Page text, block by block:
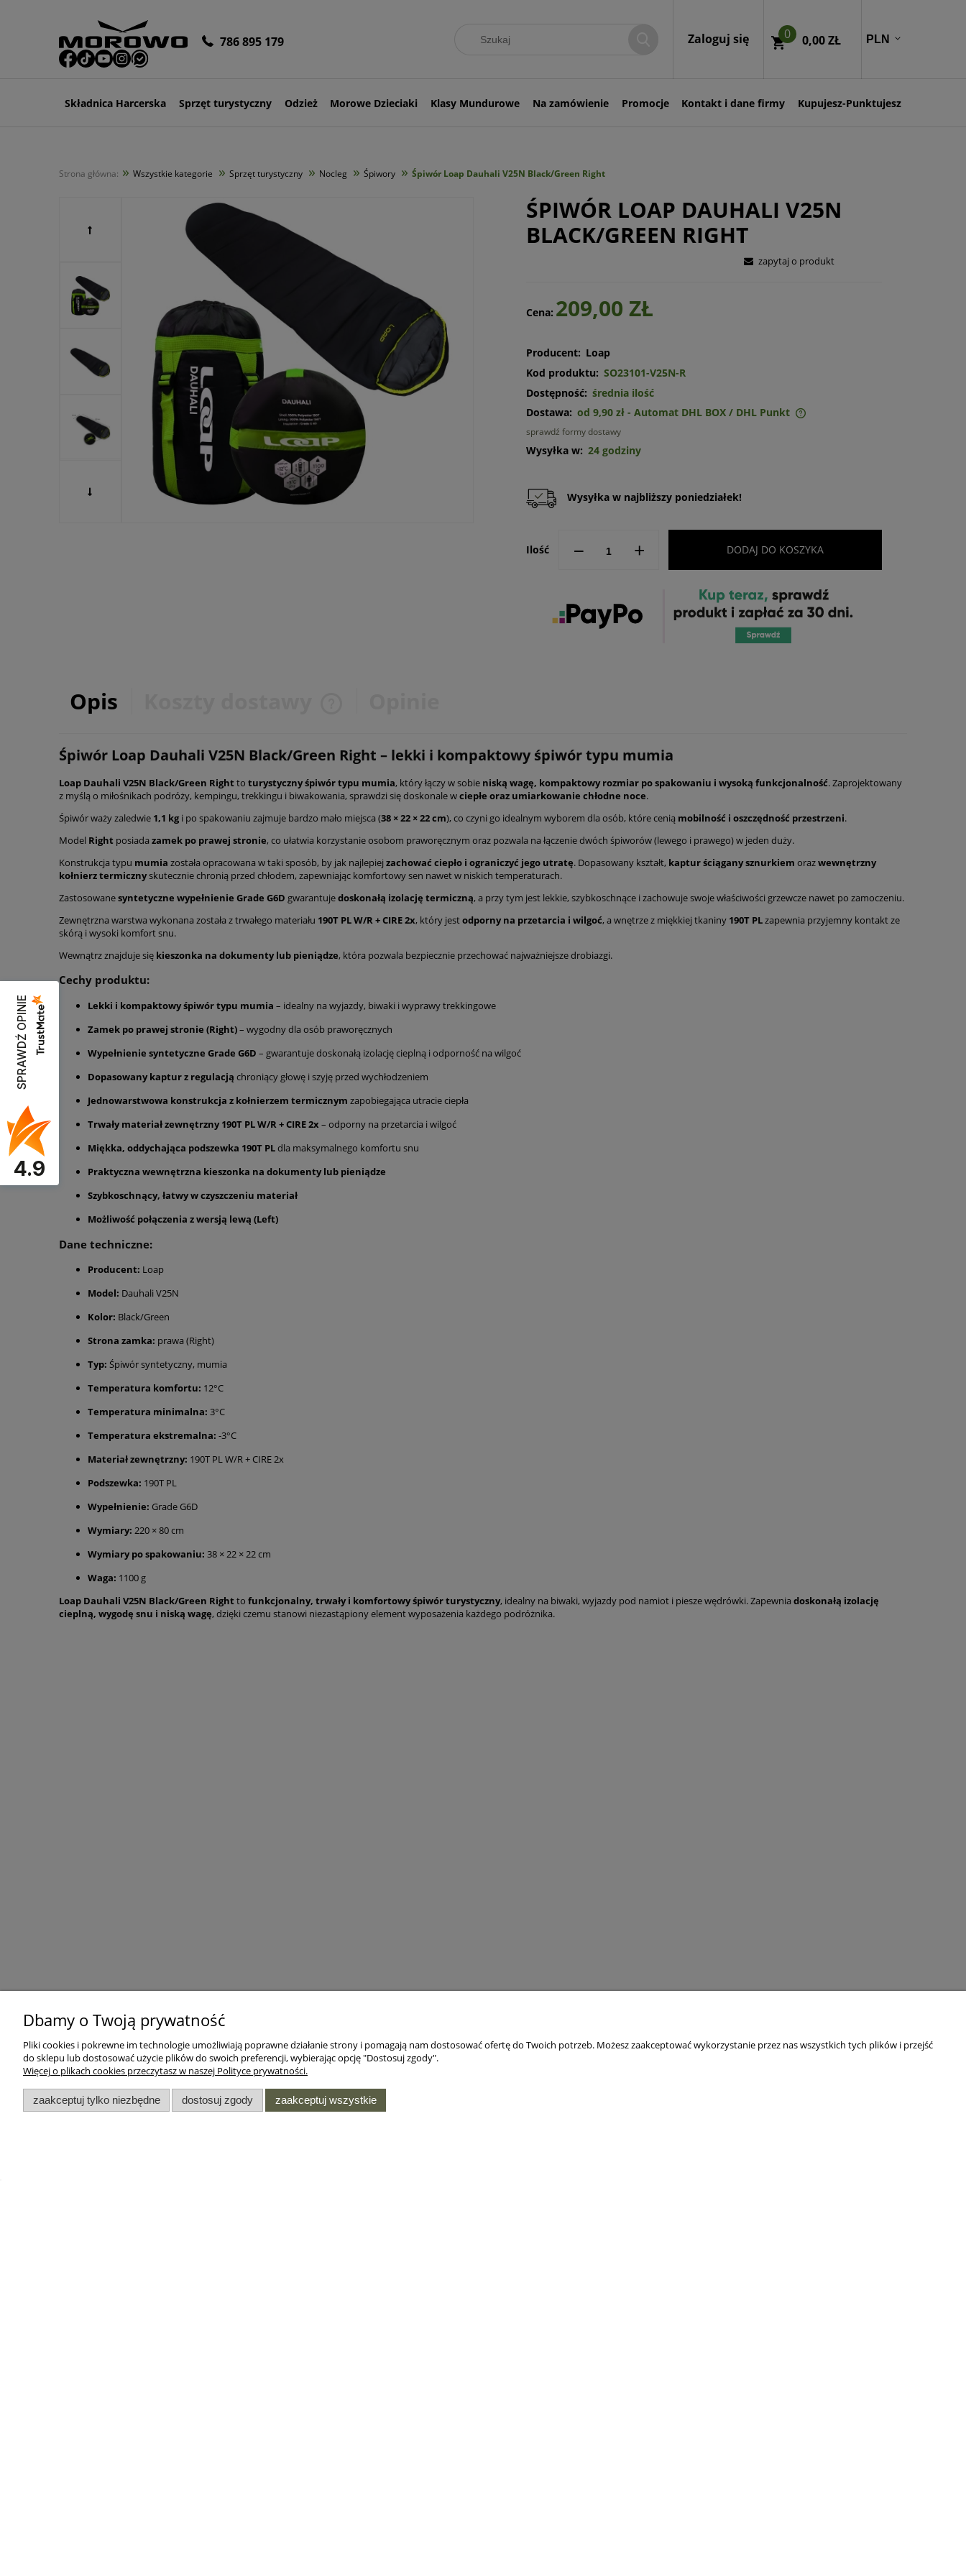
786 895 179 Zaloguj się 0 0,00 ZŁ
Składnica Harcerska Sprzęt turystyczny Odzież Morowe Dzieciaki Klasy Mundurowe Na zamówienie Promocje Kontakt i dane firmy Kupujesz-Punktujesz
Strona główna: » Wszystkie kategorie » Sprzęt turystyczny » Nocleg » Śpiwory » Śpiwór Loap Dauhali V25N Black/Green Right
ŚPIWÓR LOAP DAUHALI V25N
BLACK/GREEN RIGHT
zapytaj o produkt
Cena: 209,00 ZŁ
Producent: Loap
Kod produktu: SO23101-V25N-R
Dostępność: średnia ilość
Dostawa: od 9,90 zł - Automat DHL BOX / DHL Punkt
Cena nie zawiera ewentualnych
kosztów płatności
sprawdź formy dostawy
Wysyłka w: 24 godziny
Wysyłka w najbliższy poniedziałek!
Ilość -- + DODAJ DO KOSZYKA
Opis
kosztów płatności
Śpiwór Loap Dauhali V25N Black/Green Right – lekki i kompaktowy śpiwór typu mumia
Loap Dauhali V25N Black/Green Right to turystyczny śpiwór typu mumia, który łączy w sobie niską wagę, kompaktowy rozmiar po spakowaniu i wysoką funkcjonalność. Zaprojektowany
z myślą o miłośnikach podróży, kempingu, trekkingu i biwakowania, sprawdzi się doskonale wciepłe oraz umiarkowanie chłodne noce.
Śpiwór waży zaledwie 1,1 kgi po spakowaniu zajmuje bardzo mało miejsca (38 × 22 × 22 cm), co czyni go idealnym wyborem dla osób, które cenią mobilność i oszczędność przestrzeni.
Model Right posiada zamek po prawej stronie, co ułatwia korzystanie osobom praworęcznym oraz pozwala na łączenie dwóch śpiworów (lewego i prawego) w jeden duży.
Konstrukcja typu mumia została opracowana w taki sposób, by jak najlepiej zachować ciepło i ograniczyć jego utratę. Dopasowany kształt, kaptur ściągany sznurkiem orazwewnętrzny
kołnierz termicznyskutecznie chronią przed chłodem, zapewniając komfortowy sen nawet w niskich temperaturach.
Zastosowanesyntetyczne wypełnienie Grade G6D gwarantujedoskonałą izolację termiczną, a przy tym jest lekkie, szybkoschnące i zachowuje swoje właściwości grzewcze nawet po zamoczeniu.
Zewnętrzna warstwa wykonana została z trwałego materiału 190T PL W/R + CIRE 2x, który jestodporny na przetarcia i wilgoć, a wnętrze z miękkiej tkaniny 190T PLzapewnia przyjemny kontakt ze
skórą i wysoki komfort snu.
Wewnątrz znajduje się kieszonka na dokumenty lub pieniądze, która pozwala bezpiecznie przechować najważniejsze drobiazgi.
Cechy produktu:
Lekki i kompaktowy śpiwór typu mumia – idealny na wyjazdy, biwaki i wyprawy trekkingowe
Zamek po prawej stronie (Right)– wygodny dla osób praworęcznych
Wypełnienie syntetyczne Grade G6D – gwarantuje doskonałą izolację cieplną i odporność na wilgoć
Dopasowany kaptur z regulacją chroniący głowę i szyję przed wychłodzeniem
Jednowarstwowa konstrukcja z kołnierzem termicznym zapobiegająca utracie ciepła
Trwały materiał zewnętrzny 190T PL W/R + CIRE 2x – odporny na przetarcia i wilgoć
Miękka, oddychająca podszewka 190T PLdla maksymalnego komfortu snu
Praktyczna wewnętrzna kieszonka na dokumenty lub pieniądze
Szybkoschnący, łatwy w czyszczeniu materiał
Możliwość połączenia z wersją lewą (Left)
Dane techniczne:
Producent: Loap
Model: Dauhali V25N
Kolor: Black/Green
Strona zamka: prawa (Right)
Typ: Śpiwór syntetyczny, mumia
Temperatura komfortu: 12°C
Temperatura minimalna: 3°C
Temperatura ekstremalna: -3°C
Materiał zewnętrzny: 190T PL W/R + CIRE 2x
Podszewka: 190T PL
Wypełnienie: Grade G6D
Wymiary: 220 × 80 cm
Wymiary po spakowaniu: 38 × 22 × 22 cm
Waga: 1100 g
Loap Dauhali V25N Black/Green Right to funkcjonalny, trwały i komfortowy śpiwór turystyczny, idealny na biwaki, wyjazdy pod namiot i piesze wędrówki. Zapewnia doskonałą izolację
cieplną, wygodę snu i niską wagę, dzięki czemu stanowi niezastąpiony element wyposażenia każdego podróżnika.
SPRAWDŹ OPINIE
4.9
Dbamy o Twoją prywatność
Pliki cookies i pokrewne im technologie umożliwiają poprawne działanie strony i pomagają nam dostosować ofertę do Twoich potrzeb. Możesz zaakceptować wykorzystanie przez nas wszystkich tych plików i przejść
do sklepu lub dostosować użycie plików do swoich preferencji, wybierając opcję "Dostosuj zgody".
Więcej o plikach cookies przeczytasz w naszej Polityce prywatności.
zaakceptuj tylko niezbędne dostosuj zgody zaakceptuj wszystkie